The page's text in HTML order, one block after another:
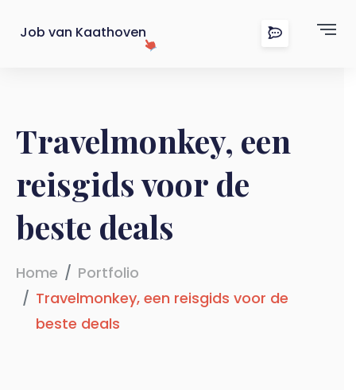
Job van Kaathoven
Travelmonkey, een
reisgids voor de
beste deals
Home
Portfolio
Travelmonkey, een reisgids voor de
beste deals